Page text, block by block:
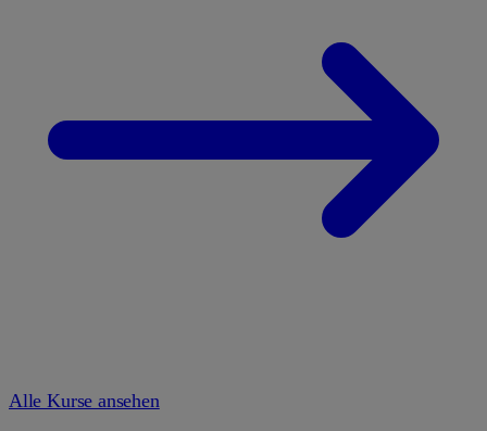
Alle Kurse ansehen